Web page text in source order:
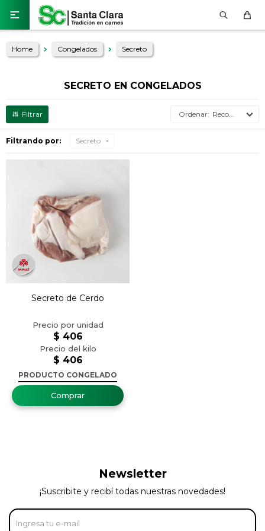

Home Congelados Secreto
SECRETO EN CONGELADOS
Recomendados
Filtrando por: Secreto
Secreto de Cerdo
$ 406
$ 406
PRODUCTO CONGELADO
Newsletter
¡Suscribite y recibí todas nuestras novedades!